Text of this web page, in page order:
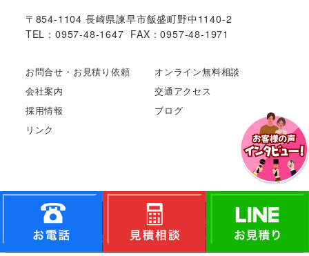
〒854-1104 長崎県諫早市飯盛町野中1140-2
TEL：0957-48-1647 FAX：0957-48-1971
お問合せ・お見積り依頼
オンライン無料相談
会社案内
交通アクセス
採用情報
ブログ
リンク
Copyright©
長崎市や諫早市で外壁･屋根塗装ならやまに
た塗装
All Rights Reserved.